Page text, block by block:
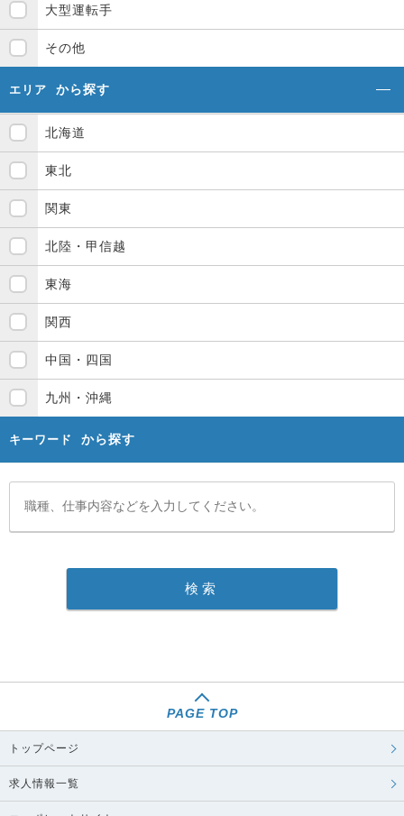
大型運転手
その他
エリア から探す
北海道
東北
関東
北陸・甲信越
東海
関西
中国・四国
九州・沖縄
キーワード から探す
PAGE TOP
トップページ
求人情報一覧